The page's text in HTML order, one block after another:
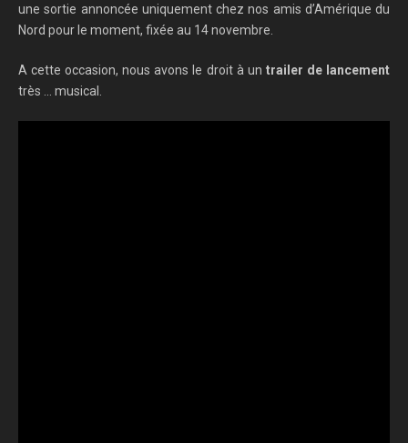
une sortie annoncée uniquement chez nos amis d’Amérique du
Nord pour le moment, fixée au 14 novembre.
A cette occasion, nous avons le droit à un trailer de lancement
très … musical.